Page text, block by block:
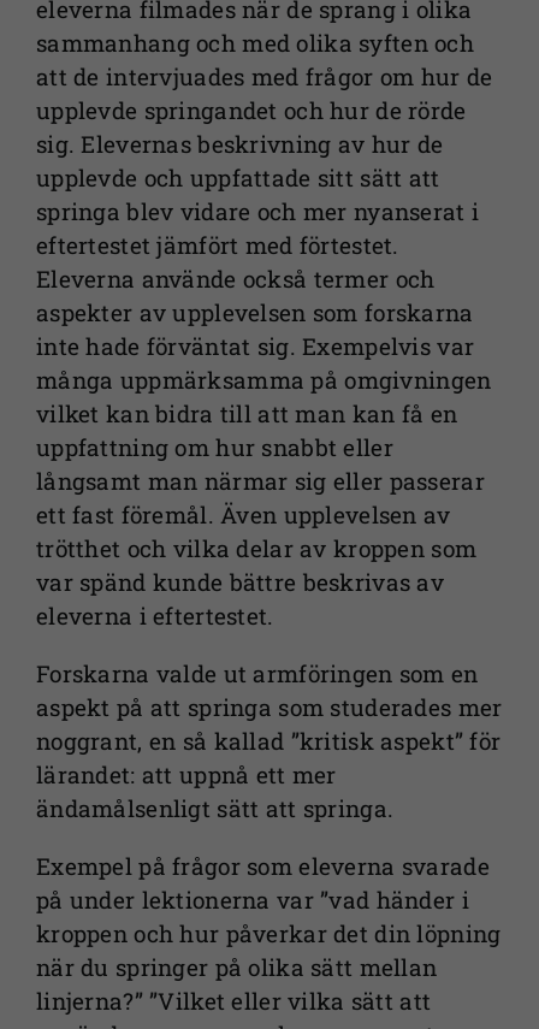
eleverna filmades när de sprang i olika
sammanhang och med olika syften och
att de intervjuades med frågor om hur de
upplevde springandet och hur de rörde
sig. Elevernas beskrivning av hur de
upplevde och uppfattade sitt sätt att
springa blev vidare och mer nyanserat i
eftertestet jämfört med förtestet.
Eleverna använde också termer och
aspekter av upplevelsen som forskarna
inte hade förväntat sig. Exempelvis var
många uppmärksamma på omgivningen
vilket kan bidra till att man kan få en
uppfattning om hur snabbt eller
långsamt man närmar sig eller passerar
ett fast föremål. Även upplevelsen av
trötthet och vilka delar av kroppen som
var spänd kunde bättre beskrivas av
eleverna i eftertestet.
Forskarna valde ut armföringen som en
aspekt på att springa som studerades mer
noggrant, en så kallad ”kritisk aspekt” för
lärandet: att uppnå ett mer
ändamålsenligt sätt att springa.
Exempel på frågor som eleverna svarade
på under lektionerna var ”vad händer i
kroppen och hur påverkar det din löpning
när du springer på olika sätt mellan
linjerna?” ”Vilket eller vilka sätt att